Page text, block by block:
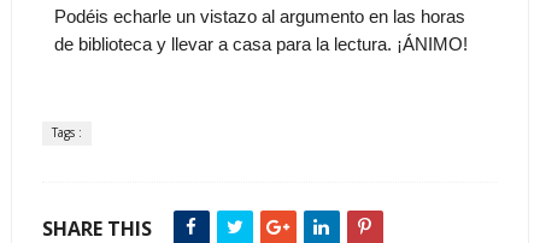
Podéis echarle un vistazo al argumento en las horas
de biblioteca y llevar a casa para la lectura. ¡ÁNIMO!
Tags :
SHARE THIS